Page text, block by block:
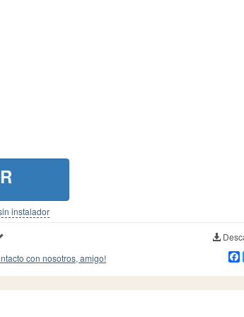
instalador
con nosotros, amigo!